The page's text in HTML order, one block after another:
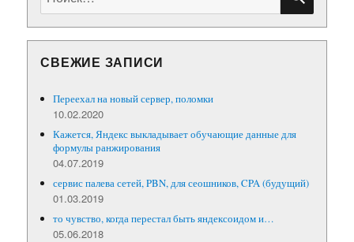
СВЕЖИЕ ЗАПИСИ
Переехал на новый сервер, поломки
10.02.2020
Кажется, Яндекс выкладывает обучающие данные для
формулы ранжирования
04.07.2019
сервис палева сетей, PBN, для сеошников, CPA (будущий)
01.03.2019
то чувство, когда перестал быть яндексоидом и…
05.06.2018